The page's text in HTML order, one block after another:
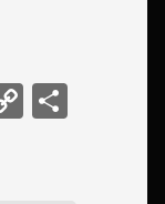
C
o